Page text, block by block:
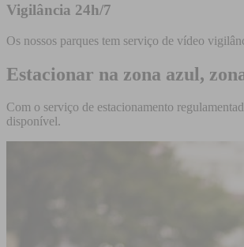
Vigilância 24h/7
Os nossos parques tem serviço de vídeo
Estacionar na zona azul,
Com o serviço de estacionamento
disponível.